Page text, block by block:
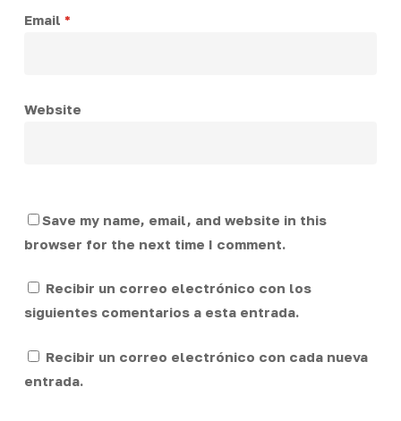
Email *
Website
Save my name, email, and website in this
browser for the next time I comment.
Recibir un correo electrónico con los
siguientes comentarios a esta entrada.
Recibir un correo electrónico con cada nueva
entrada.